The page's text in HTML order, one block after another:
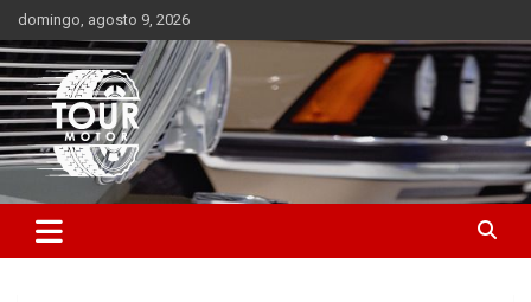
Saltar
al
contenido
domingo, agosto 9, 2026
Tour Motor
Plataforma de contenido audiovisual para el sector automotriz